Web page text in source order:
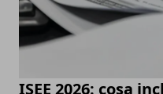
ISEE 2026: cosa